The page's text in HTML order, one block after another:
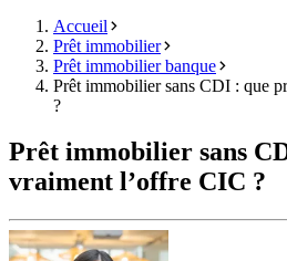
Accueil
Prêt immobilier
Prêt immobilier banque
Prêt immobilier sans CDI : que
?
Prêt immobilier sans
vraiment l’offre CIC ?